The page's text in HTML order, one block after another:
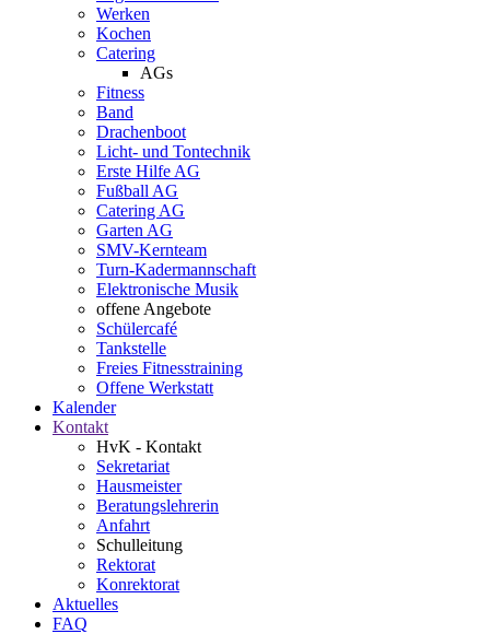
Werken
Kochen
Catering
AGs
Fitness
Band
Drachenboot
Licht- und Tontechnik
Erste Hilfe AG
Fußball AG
Catering AG
Garten AG
SMV-Kernteam
Turn-Kadermannschaft
Elektronische Musik
offene Angebote
Schülercafé
Tankstelle
Freies Fitnesstraining
Offene Werkstatt
Kalender
Kontakt
HvK - Kontakt
Sekretariat
Hausmeister
Beratungslehrerin
Anfahrt
Schulleitung
Rektorat
Konrektorat
Aktuelles
FAQ